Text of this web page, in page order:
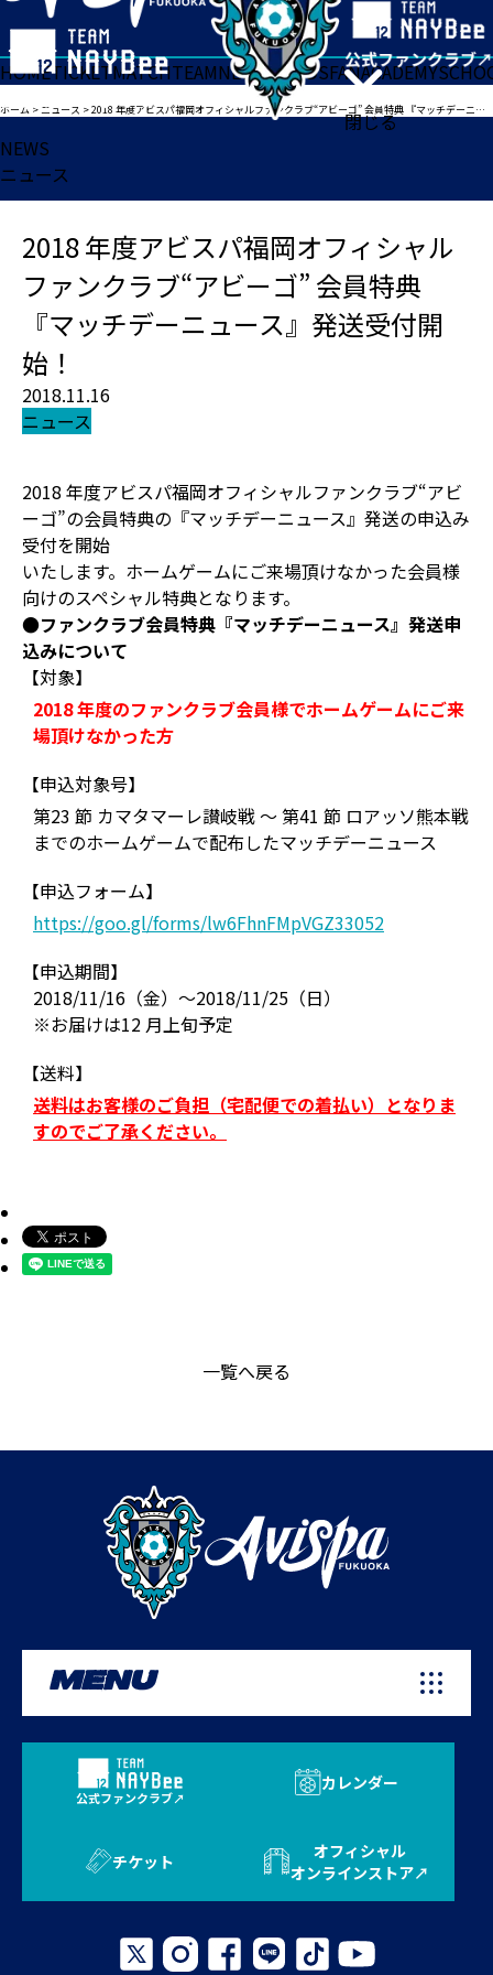
閉じる
HOMETICKETMATCHTEAMNEWSGOODSFANACADEMY
ホーム >ニュース >2018 年度アビスパ福岡オフィシャルファンクラブ“アビーゴ” 会員特典 『マッチデーニュース』発送受付開始！
NEWS
ニュース
2018 年度アビスパ福岡オフィシャル
ファンクラブ“アビーゴ” 会員特典
『マッチデーニュース』発送受付開
始！
2018.11.16
ニュース
2018 年度アビスパ福岡オフィシャルファンクラブ“アビ
ーゴ”の会員特典の『マッチデーニュース』発送の申込み
受付を開始
いたします。ホームゲームにご来場頂けなかった会員様
向けのスペシャル特典となります。
●ファンクラブ会員特典『マッチデーニュース』発送申
込みについて
【対象】
2018 年度のファンクラブ会員様でホームゲームにご来
場頂けなかった方
【申込対象号】
第23 節 カマタマーレ讃岐戦 ～ 第41 節 ロアッソ熊本戦
までのホームゲームで配布したマッチデーニュース
【申込フォーム】
https://goo.gl/forms/lw6FhnFMpVGZ33052
【申込期間】
2018/11/16（金）～2018/11/25（日）
※お届けは12 月上旬予定
【送料】
送料はお客様のご負担（宅配便での着払い）となりま
すのでご了承ください。
一覧へ戻る
MENU
公式ファンクラブ
カレンダー
チケット
オフィシャル
オンラインストア